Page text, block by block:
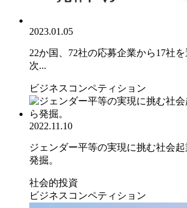
2023.01.05
22か国、72社の応募企業から17社
次...
ビジネスコンペティション
2022.11.10
ジェンダー平等の実現に挑む社会
発掘。
社会的投資
ビジネスコンペティション